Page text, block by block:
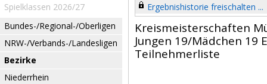
Spielklassen 2026/27
Bundes-/Regional-/Oberligen
NRW-/Verbands-/Landesligen
Bezirke
Niederrhein
Ergebnishistorie freischalten ...
Kreismeisterschaften
Jungen 19/Mädchen 19
Teilnehmerliste